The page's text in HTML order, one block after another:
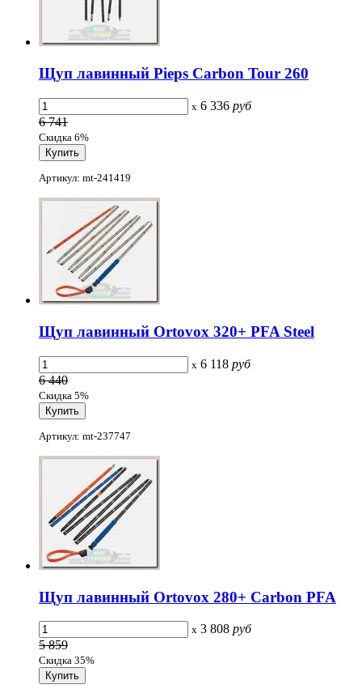
Щуп лавинный Pieps Carbon Tour 260
x 6 336 руб
6 741
Скидка 6%
Артикул: mt-241419
Щуп лавинный Ortovox 320+ PFA Steel
x 6 118 руб
6 440
Скидка 5%
Артикул: mt-237747
Щуп лавинный Ortovox 280+ Carbon PFA
x 3 808 руб
5 859
Скидка 35%